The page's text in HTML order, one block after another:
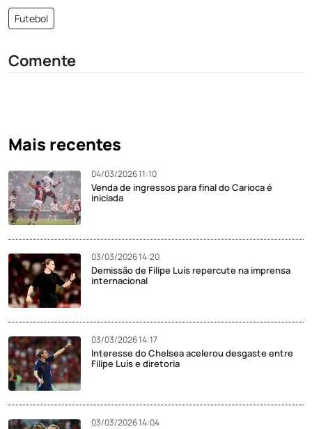
Futebol
Comente
Mais recentes
04/03/2026 11:10
Venda de ingressos para final do Carioca é
iniciada
03/03/2026 14:20
Demissão de Filipe Luís repercute na imprensa
internacional
03/03/2026 14:17
Interesse do Chelsea acelerou desgaste entre
Filipe Luís e diretoria
03/03/2026 14:04